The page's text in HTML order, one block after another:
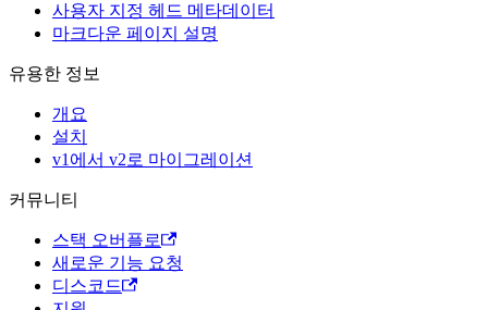
사용자 지정 헤드 메타데이터
마크다운 페이지 설명
유용한 정보
개요
설치
v1에서 v2로 마이그레이션
커뮤니티
스택 오버플로
새로운 기능 요청
디스코드